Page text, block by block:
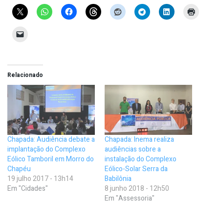
Relacionado
Chapada: Audiência debate a
implantação do Complexo
Eólico Tamboril em Morro do
Chapéu
19 julho 2017 - 13h14
Em "Cidades"
Chapada: Inema realiza
audiências sobre a
instalação do Complexo
Eólico-Solar Serra da
Babilônia
8 junho 2018 - 12h50
Em "Assessoria"